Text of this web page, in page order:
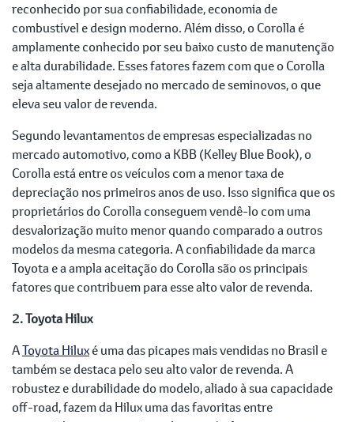
reconhecido por sua confiabilidade, economia de
combustível e design moderno. Além disso, o Corolla é
amplamente conhecido por seu baixo custo de manutenção
e alta durabilidade. Esses fatores fazem com que o Corolla
seja altamente desejado no mercado de seminovos, o que
eleva seu valor de revenda.
Segundo levantamentos de empresas especializadas no
mercado automotivo, como a KBB (Kelley Blue Book), o
Corolla está entre os veículos com a menor taxa de
depreciação nos primeiros anos de uso. Isso significa que os
proprietários do Corolla conseguem vendê-lo com uma
desvalorização muito menor quando comparado a outros
modelos da mesma categoria. A confiabilidade da marca
Toyota e a ampla aceitação do Corolla são os principais
fatores que contribuem para esse alto valor de revenda.
2. Toyota Hilux
AToyota Hiluxé uma das picapes mais vendidas no Brasil e
também se destaca pelo seu alto valor de revenda. A
robustez e durabilidade do modelo, aliado à sua capacidade
off-road, fazem da Hilux uma das favoritas entre